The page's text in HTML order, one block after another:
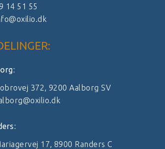
14 51 55
372, 9200 Aalborg SV
17, 8900 Randers C